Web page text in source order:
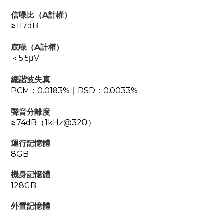
信噪比（A計權）
≥117dB
底噪（A計權）
＜5.5μV
總諧波失真
PCM：0.0183%｜DSD：0.0033%
聲音分離度
≥74dB（1kHz@32Ω）
運行記憶體
8GB
機身記憶體
128GB
外置記憶體